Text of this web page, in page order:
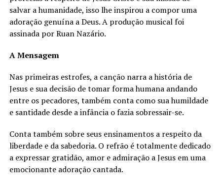
salvar a humanidade, isso lhe inspirou a compor uma
adoração genuína a Deus. A produção musical foi
assinada por Ruan Nazário.
A Mensagem
Nas primeiras estrofes, a canção narra a história de
Jesus e sua decisão de tomar forma humana andando
entre os pecadores, também conta como sua humildade
e santidade desde a infância o fazia sobressair-se.
Conta também sobre seus ensinamentos a respeito da
liberdade e da sabedoria. O refrão é totalmente dedicado
a expressar gratidão, amor e admiração a Jesus em uma
emocionante adoração cantada.